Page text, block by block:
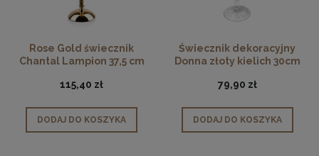
Rose Gold świecznik
Chantal Lampion 37,5 cm
115,40 zł
DODAJ DO KOSZYKA
Świecznik dekoracyjny
Donna złoty kielich 30cm
79,90 zł
DODAJ DO KOSZYKA